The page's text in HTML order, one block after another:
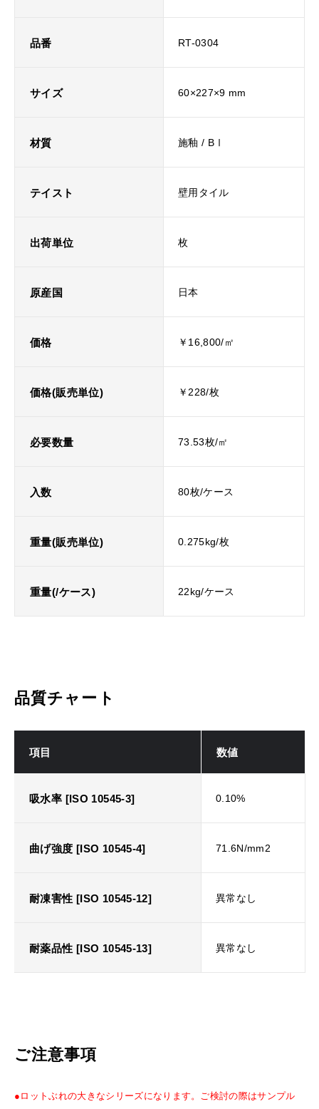
品番 RT-0304
サイズ 60×227×9 mm
材質 施釉 / BⅠ
テイスト 壁用タイル
出荷単位 枚
原産国 日本
価格 ￥16,800/㎡
価格(販売単位) ￥228/枚
必要数量 73.53枚/㎡
入数 80枚/ケース
重量(販売単位) 0.275kg/枚
重量(/ケース) 22kg/ケース
品質チャート
項目 数値
吸水率 [ISO 10545-3] 0.10%
曲げ強度 [ISO 10545-4] 71.6N/mm2
耐凍害性 [ISO 10545-12] 異常なし
耐薬品性 [ISO 10545-13] 異常なし
ご注意事項
●ロットぶれの大きなシリーズになります。ご検討の際はサンプル